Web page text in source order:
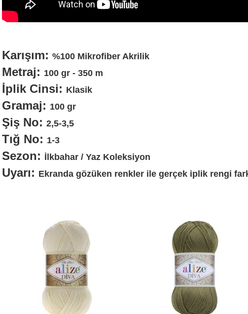
Karışım: %100 Mikrofiber Akrilik
Metraj: 100 gr - 350 m
İplik Cinsi: Klasik
Gramaj: 100 gr
Şiş No: 2,5-3,5
Tığ No: 1-3
Sezon: İlkbahar / Yaz Koleksiyon
Uyarı: Ekranda gözüken renkler ile gerçek iplik rengi